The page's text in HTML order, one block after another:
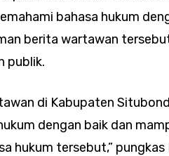
bahasa hukum
berita wartawan
publik.
di Kabupaten
dengan baik dan
hukum tersebut,” pungkas